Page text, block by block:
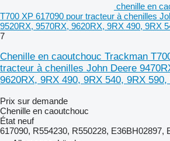
chenille en
T700 XP 617090 pour tracteur à chenilles
9520RX, 9570RX, 9620RX, 9RX 490, 9RX
7
Chenille en caoutchouc Trackman
tracteur à chenilles John Deere
9620RX, 9RX 490, 9RX 540, 9RX 590,
Prix sur demande
Chenille en caoutchouc
État neuf
617090, R554230, R550228, E36BH02897,